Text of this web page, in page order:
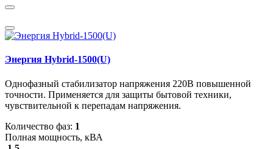
Энергия Hybrid-1500(U)
Однофазный стабилизатор напряжения 220В повышенной
точности. Применяется для защиты бытовой техники,
чувствительной к перепадам напряжения.
Количество фаз: 1
Полная мощность, кВА